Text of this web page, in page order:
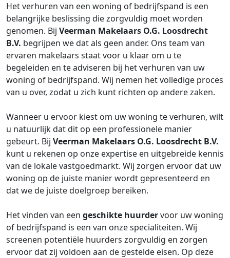
Het verhuren van een woning of bedrijfspand is een
belangrijke beslissing die zorgvuldig moet worden
genomen. Bij Veerman Makelaars O.G. Loosdrecht
B.V. begrijpen we dat als geen ander. Ons team van
ervaren makelaars staat voor u klaar om u te
begeleiden en te adviseren bij het verhuren van uw
woning of bedrijfspand. Wij nemen het volledige proces
van u over, zodat u zich kunt richten op andere zaken.
Wanneer u ervoor kiest om uw woning te verhuren, wilt
u natuurlijk dat dit op een professionele manier
gebeurt. Bij Veerman Makelaars O.G. Loosdrecht B.V.
kunt u rekenen op onze expertise en uitgebreide kennis
van de lokale vastgoedmarkt. Wij zorgen ervoor dat uw
woning op de juiste manier wordt gepresenteerd en
dat we de juiste doelgroep bereiken.
Het vinden van een geschikte huurdervoor uw woning
of bedrijfspand is een van onze specialiteiten. Wij
screenen potentiële huurders zorgvuldig en zorgen
ervoor dat zij voldoen aan de gestelde eisen. Op deze